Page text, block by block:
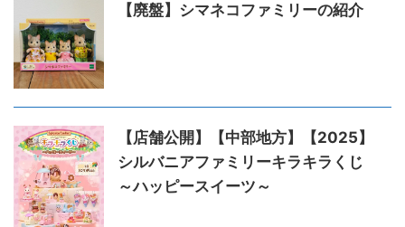
【廃盤】シマネコファミリーの紹介
【店舗公開】【中部地方】【2025】
シルバニアファミリーキラキラくじ
～ハッピースイーツ～